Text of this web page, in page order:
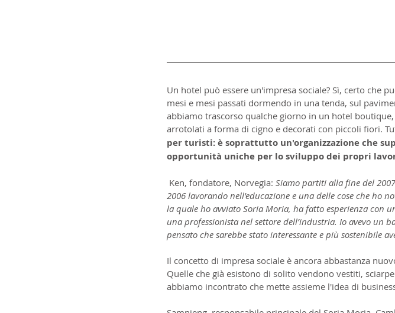
Un hotel può essere un'impresa sociale? Sì, certo che
mesi e mesi passati dormendo in una tenda, sul
abbiamo trascorso qualche giorno in un hotel
arrotolati a forma di cigno e decorati con piccoli fiori.
per turisti: è soprattutto un'organizzazione che
opportunità uniche per lo sviluppo dei propri
Ken, fondatore, Norvegia: Siamo partiti alla fine del
2006 lavorando nell'educazione e una delle cose che ho
la quale ho avviato Soria Moria, ha fatto esperienza con
una professionista nel settore dell’industria. Io avevo un
pensato che sarebbe stato interessante e più sostenibile
Il concetto di impresa sociale è ancora abbastanza
Quelle che già esistono di solito vendono vestiti,
abbiamo incontrato che mette assieme l'idea di